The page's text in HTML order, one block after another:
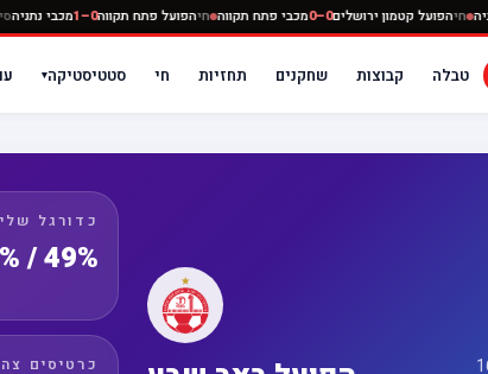
מכבי נתניה חיהפועל קטמון ירושלים0–0 מכבי פתח תקווה חיהפועל פתח תקווה0–1
טבלה קבוצות שחקנים תחזיות חי סטטיסטיקה▾
כדורגל
49% / 51%
כרטיסים